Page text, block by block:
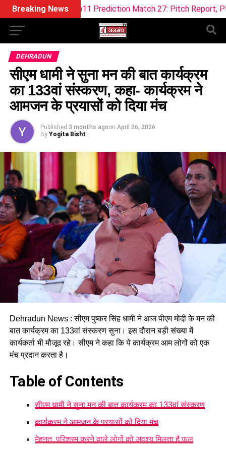
Breaking News
Dream11 Prediction Match 27: Pitch Report, Playing XI &
DEHRADUN
सीएम धामी ने सुना मन की बात कार्यक्रम
का 133वां संस्करण, कहा- कार्यक्रम ने
आमजन के प्रयासों को दिया मंच
Published 3 months agoon April 26, 2026
By Yogita Bisht
Dehradun News : सीएम पुष्कर सिंह धामी ने आज पीएम मोदी के मन की
बात कार्यक्रम का 133वां संस्करण सुना। इस दौरान बड़ी संख्या में
कार्यकर्ता भी मौजूद रहे। सीएम ने कहा कि ये कार्यक्रम आम लोगों को एक
मंच प्रदान करता है।
Table of Contents
सीएम धामी ने सुना मन की बात कार्यक्रम का 133वां संस्करण
कार्यक्रम ने आमजन के प्रयासों को दिया मंच
मेहनत, परिश्रम करने वाले लोगों को अवश्य मिलता है फल